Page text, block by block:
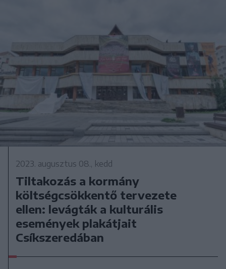
2023. augusztus 08., kedd
Tiltakozás a kormány
költségcsökkentő tervezete
ellen: levágták a kulturális
események plakátjait
Csíkszeredában